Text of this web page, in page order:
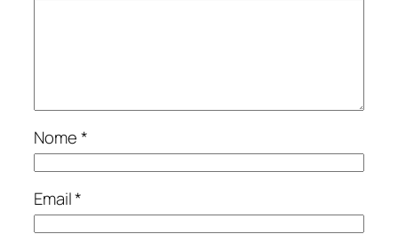
Nome*
Email*